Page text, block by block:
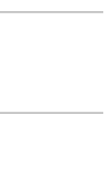
Stefan Veselka
Risto Joost
der